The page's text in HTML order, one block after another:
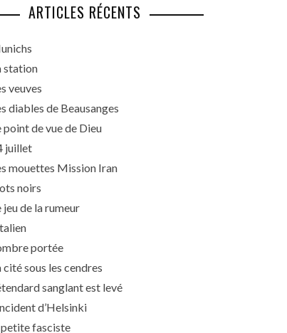
ARTICLES RÉCENTS
station
veuves
diables de Beausanges
point de vue de Dieu
juillet
mouettes Mission Iran
noirs
jeu de la rumeur
portée
cité sous les cendres
sanglant est levé
d’Helsinki
petite fasciste